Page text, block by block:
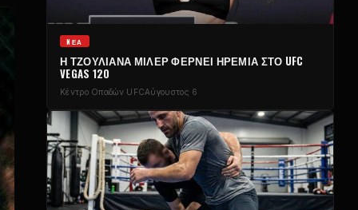
NΈΑ
Η ΤΖΟΥΛΙΆΝΑ ΜΊΛΕΡ ΦΈΡΝΕΙ ΗΡΕΜΊΑ ΣΤΟ UFC
VEGAS 120
Κέντρο Οπαδών UFCΑύγουστος 6